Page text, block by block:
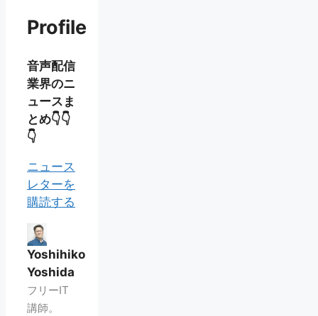
Profile
音声配信
業界のニ
ュースま
とめ👇👇
👇
ニュース
レターを
購読する
Yoshihiko
Yoshida
フリーIT
講師。